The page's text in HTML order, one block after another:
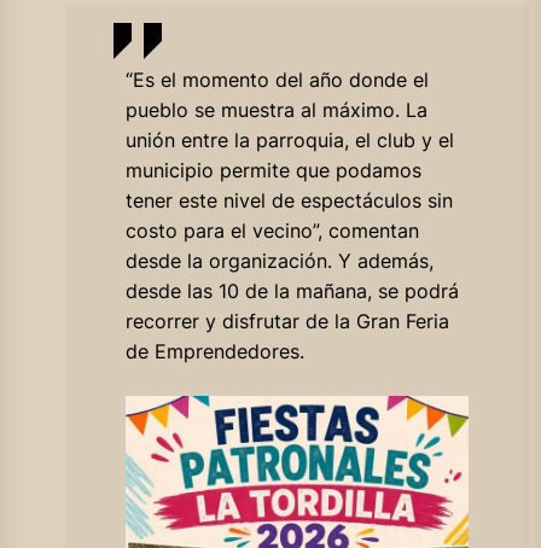
“Es el momento del año donde el
pueblo se muestra al máximo. La
unión entre la parroquia, el club y el
municipio permite que podamos
tener este nivel de espectáculos sin
costo para el vecino”, comentan
desde la organización. Y además,
desde las 10 de la mañana, se podrá
recorrer y disfrutar de la Gran Feria
de Emprendedores.